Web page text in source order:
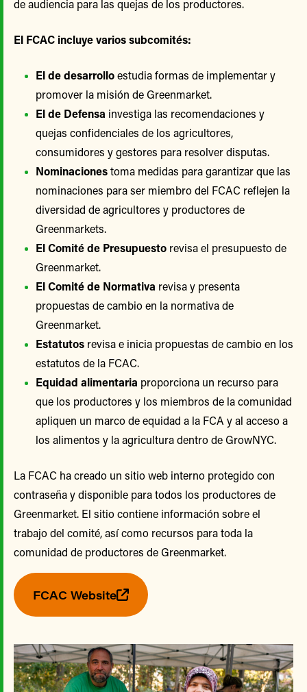
de audiencia para las quejas de los productores.
El FCAC incluye varios subcomités:
El de desarrolloestudia formas de implementar y
promover la misión de Greenmarket.
El de Defensa investiga las recomendaciones y
quejas confidenciales de los agricultores,
consumidores y gestores para resolver disputas.
Nominacionestoma medidas para garantizar que las
nominaciones para ser miembro del FCAC reflejen la
diversidad de agricultores y productores de
Greenmarkets.
El Comité de Presupuesto revisa el presupuesto de
Greenmarket.
El Comité de Normativa revisa y presenta
propuestas de cambio en la normativa de
Greenmarket.
Estatutos revisa e inicia propuestas de cambio en los
estatutos de la FCAC.
Equidad alimentaria proporciona un recurso para
que los productores y los miembros de la comunidad
apliquen un marco de equidad a la FCA y al acceso a
los alimentos y la agricultura dentro de GrowNYC.
La FCAC ha creado un sitio web interno protegido con
contraseña y disponible para todos los productores de
Greenmarket. El sitio contiene información sobre el
trabajo del comité, así como recursos para toda la
comunidad de productores de Greenmarket.
FCAC Website